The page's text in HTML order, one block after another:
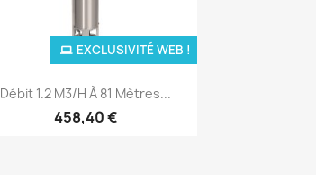
Aperçu rapide
Débit 1.2 M3/H À 81 Mètres...
458,40 €
EXCLUSIVITÉ WEB !